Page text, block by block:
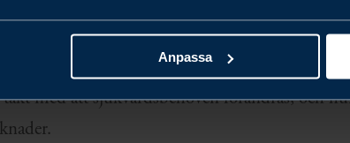
Anpassa
vi hur svenska leverantörer kan bana väg för
med att sjukvårdsbehoven förändras, och